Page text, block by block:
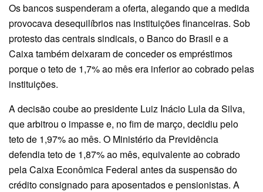
Os bancos suspenderam a oferta, alegando que a medida
provocava desequilíbrios nas instituições financeiras. Sob
protesto das centrais sindicais, o Banco do Brasil e a
Caixa também deixaram de conceder os empréstimos
porque o teto de 1,7% ao mês era inferior ao cobrado pelas
instituições.
A decisão coube ao presidente Luiz Inácio Lula da Silva,
que arbitrou o impasse e, no fim de março, decidiu pelo
teto de 1,97% ao mês. O Ministério da Previdência
defendia teto de 1,87% ao mês, equivalente ao cobrado
pela Caixa Econômica Federal antes da suspensão do
crédito consignado para aposentados e pensionistas. A